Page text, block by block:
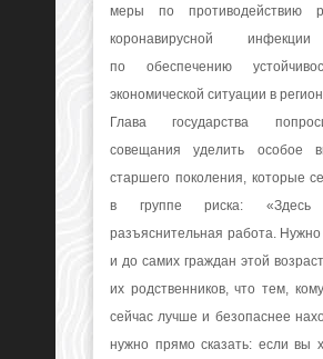
меры по противодействию
коронавирусной
по обеспечению
экономической ситуации в
Глава государства
совещания уделить особое
старшего поколения, которые
в группе риска:
разъяснительная работа.
и до самих граждан этой
их родственников, что тем,
сейчас лучше и безопаснее
нужно прямо сказать: если вы